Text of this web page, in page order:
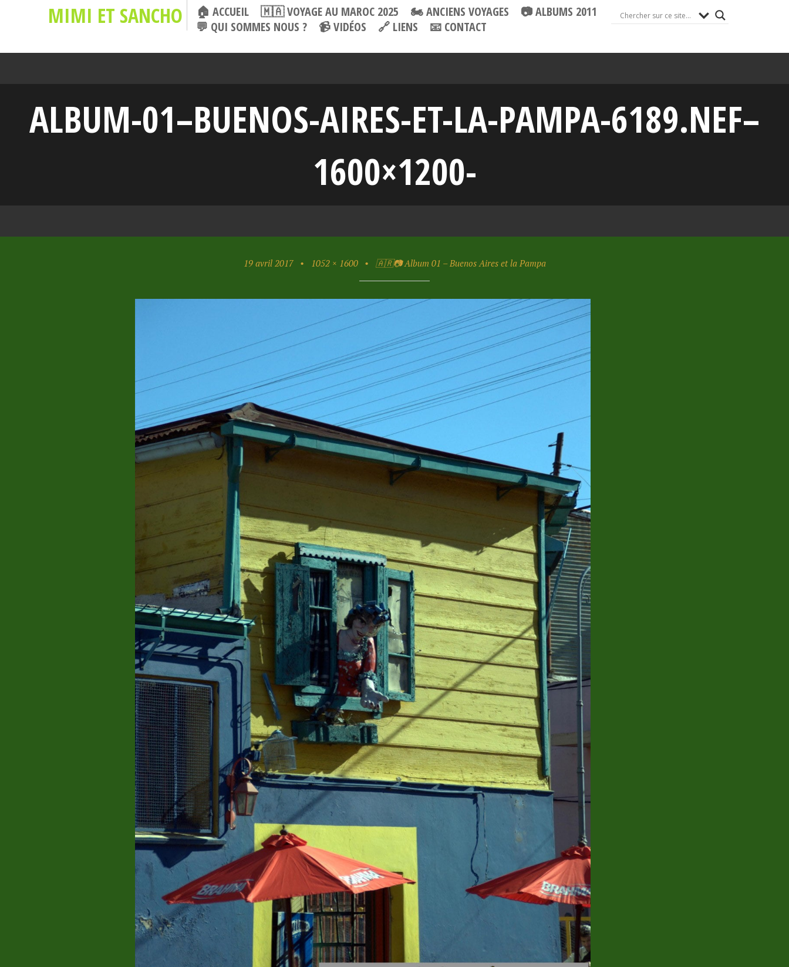
MIMI ET SANCHO 🏠 ACCUEIL 🇲🇦 VOYAGE AU MAROC 2025 🏍 ANCIENS VOYAGES
📷 ALBUMS 2011
💬 QUI SOMMES NOUS ?
📹 VIDÉOS 🔗 LIENS 📧 CONTACT
ALBUM-01–BUENOS-AIRES-ET-LA-PAMPA-6189.NEF–
1600×1200-
19 avril 2017 • 1052 × 1600 • 🇦🇷📷 Album 01 – Buenos Aires et la Pampa